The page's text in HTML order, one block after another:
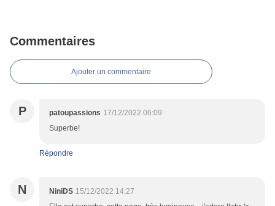
Commentaires
Ajouter un commentaire
P patoupassions 17/12/2022 06:09
Superbe!
Répondre
N NiniDS 15/12/2022 14:27